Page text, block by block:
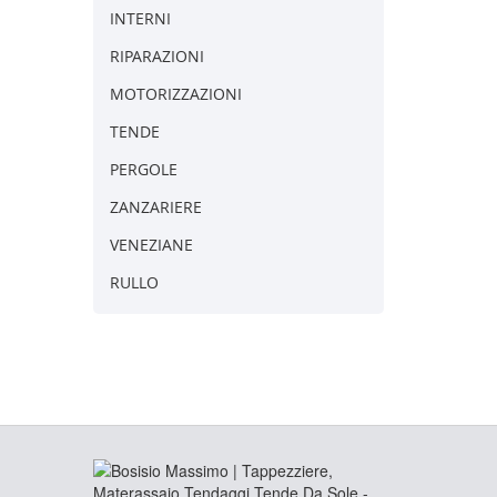
INTERNI
RIPARAZIONI
MOTORIZZAZIONI
TENDE
PERGOLE
ZANZARIERE
VENEZIANE
RULLO